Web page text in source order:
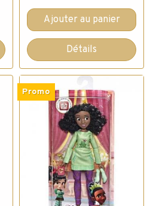
Ajouter au panier
Détails
Promo